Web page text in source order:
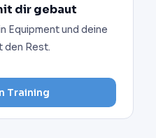
dir gebaut
Equipment und deine
den Rest.
Training